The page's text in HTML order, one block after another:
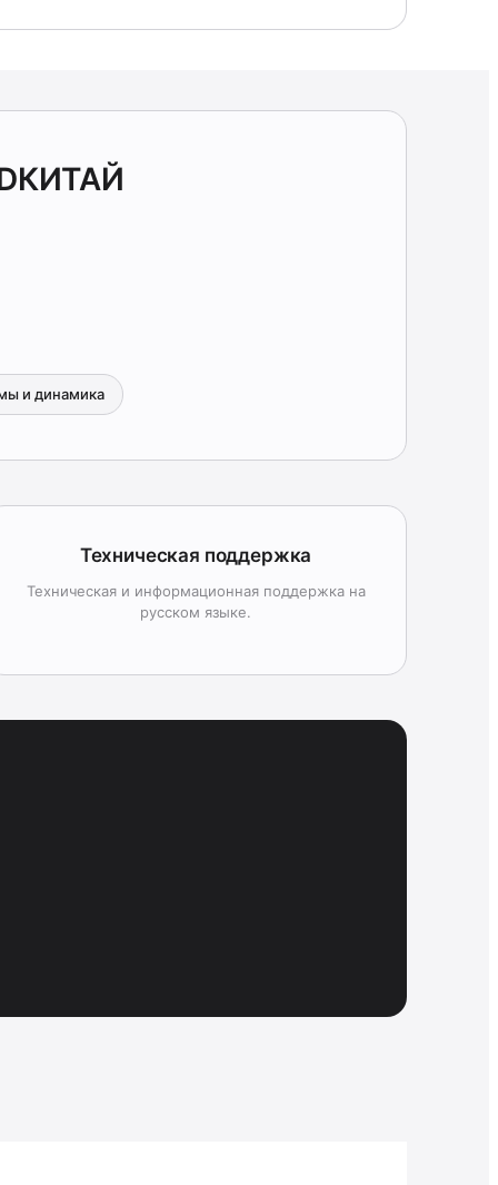
и динамика
Техническая поддержка
Техническая и информационная поддержка на
русском языке.